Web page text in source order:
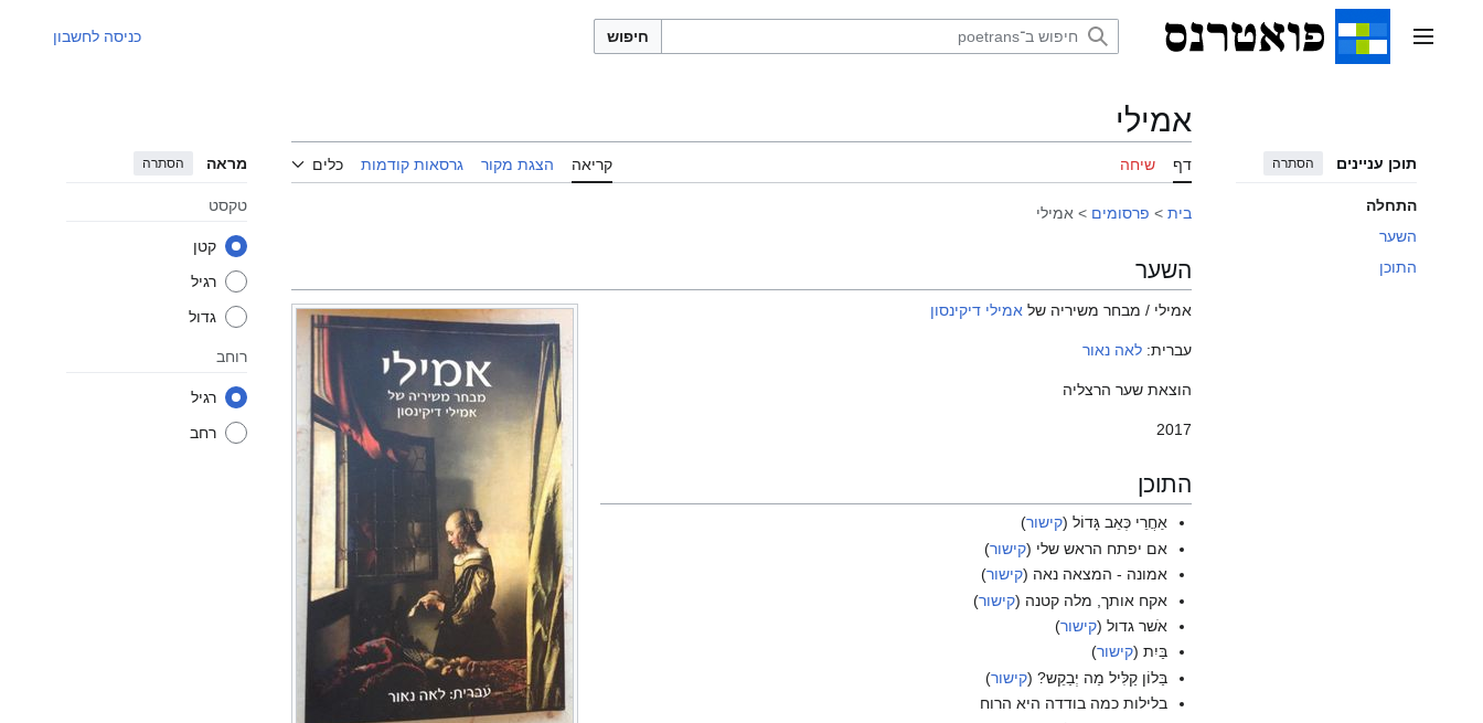
תפריט ראשי חיפוש כניסה לחשבון
תוכן עניינים הסתרה
התחלה
השער
התוכן
אמילי
דף שיחה קריאה הצגת מקור גרסאות קודמות כלים מראה הסתרה
טקסט
קטן
רגיל
גדול
רוחב
רגיל
רחב
בית > פרסומים > אמילי
השער
אמילי / מבחר משיריה של אמילי דיקינסון
עברית: לאה נאור
הוצאת שער הרצליה
2017
התוכן
אַחֲרֵי כְּאֵב גָּדוֹל (קישור)
אם יפתח הראש שלי (קישור)
אמונה - המצאה נאה (קישור)
אקח אותך, מלה קטנה (קישור)
אֹשר גדול (קישור)
בַּיִת (קישור)
בַּלוֹן קַלִּיל מַה יְבַקֵש? (קישור)
בלילות כמה בודדה היא הרוח